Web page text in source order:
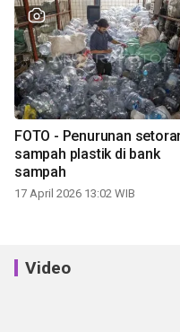
FOTO - Penurunan
sampah plastik di bank
sampah
17 April 2026 13:02 WIB
Video